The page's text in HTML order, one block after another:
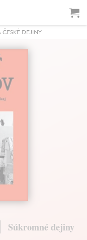
ČESKÉ DEJINY
Súkromné dejiny